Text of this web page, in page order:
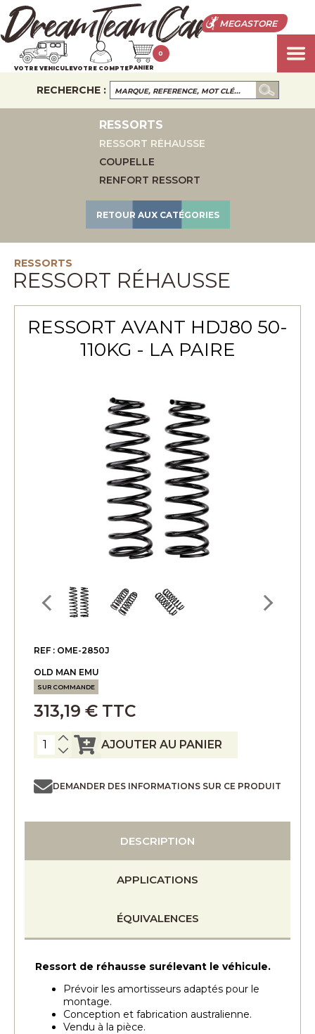
MEGASTORE
VOTRE VEHICULEVOTRE COMPTEPANIER
0
RECHERCHE :
RESSORTS
RESSORT RÉHAUSSE
COUPELLE
RENFORT RESSORT
RETOUR AUX CATÉGORIES
RESSORTS
RESSORT RÉHAUSSE
RESSORT AVANT HDJ80 50-
110KG - LA PAIRE
REF : OME-2850J
OLD MAN EMU
SUR COMMANDE
313,19 € TTC
AJOUTER AU PANIER
DEMANDER DES INFORMATIONS SUR CE PRODUIT
DESCRIPTION
APPLICATIONS
ÉQUIVALENCES
Ressort de réhausse surélevant le véhicule.
Prévoir les amortisseurs adaptés pour le
montage.
Conception et fabrication australienne.
Vendu à la pièce.